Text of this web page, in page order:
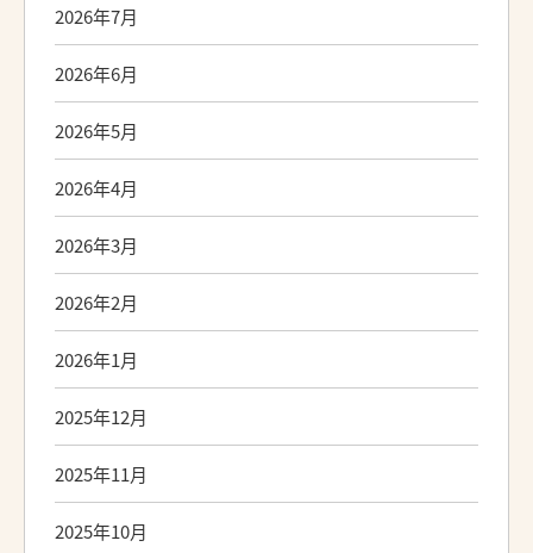
2026年7月
2026年6月
2026年5月
2026年4月
2026年3月
2026年2月
2026年1月
2025年12月
2025年11月
2025年10月